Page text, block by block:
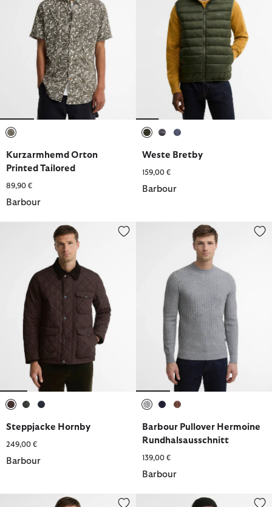
Kurzarmhemd Orton
Printed Tailored
89,90 €
Barbour
Weste Bretby
159,00 €
Barbour
Steppjacke Hornby
Steppjacke Hornby
249,00 €
Barbour
Barbour Pullover Hermoine
Barbour Pullover Hermoine
Rundhalsausschnitt
139,00 €
Barbour
Barbour Weste Palmo Barbour Pullover Herringbone